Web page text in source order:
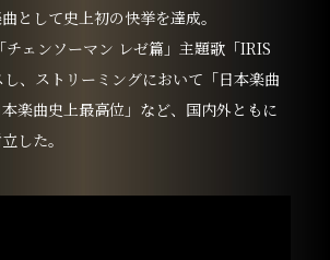
として史上初の快挙を達成。
チェンソーマン レゼ篇」主題歌「IRIS
、ストリーミングにおいて「日本楽曲
楽曲史上最高位」など、国内外ともに
した。